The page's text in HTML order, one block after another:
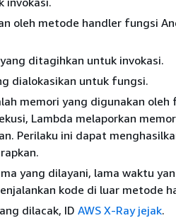
oleh metode handler fungsi
ditagihkan untuk invokasi.
dialokasikan untuk fungsi.
memori yang digunakan oleh
Lambda melaporkan
Perilaku ini dapat
yang dilayani, lama waktu
kode di luar metode
dilacak, ID AWS X-Ray jejak.